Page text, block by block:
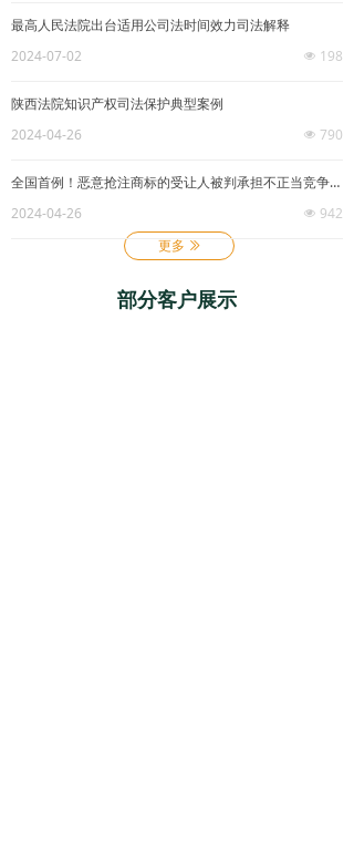
最高人民法院出台适用公司法时间效力司法解释
넶 198
2024-07-02
陕西法院知识产权司法保护典型案例
넶 790
2024-04-26
全国首例！恶意抢注商标的受让人被判承担不正当竞争民事责任
넶 942
2024-04-26
更多 ꅀ
部分客户展示
亚洲